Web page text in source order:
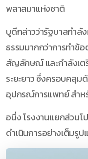
พลาสมาแห่งชาติ
บูดีกล่าวว่ารัฐบาลกำลั
ธรรมมากกว่าการทำข้
สัญลักษณ์ และกำลังเ
ระยะยาว ซึ่งครอบคลุม
อุปกรณ์การแพทย์ สำหรั
อนึ่ง โรงงานแยกส่วนโ
ดำเนินการอย่างเต็มรู